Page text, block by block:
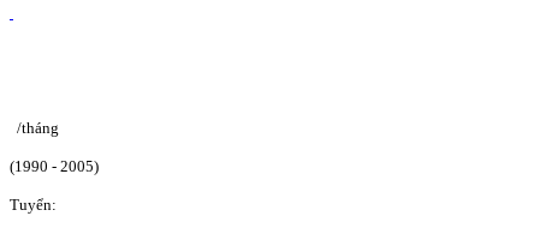
/tháng
(1990 - 2005)
Tuyển: